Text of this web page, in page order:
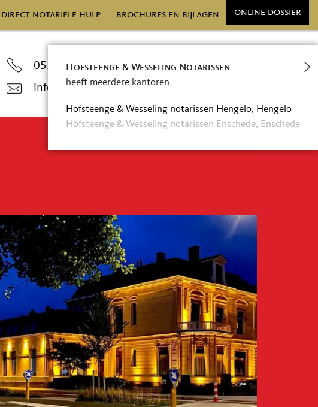
direct notariële hulp brochures en bijlagen online dossier
Hofsteenge & Wesseling Notarissen
heeft meerdere kantoren
Hofsteenge & Wesseling notarissen Hengelo, Hengelo
Hofsteenge & Wesseling notarissen Enschede, Enschede
053 431 49 77
info@henw.nl